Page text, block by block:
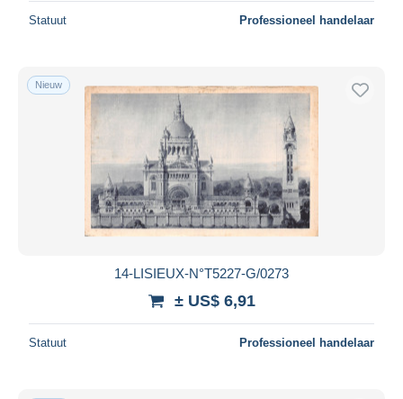
Statuut Professioneel handelaar
Nieuw
14-LISIEUX-N°T5227-G/0273
± US$ 6,91
Statuut Professioneel handelaar